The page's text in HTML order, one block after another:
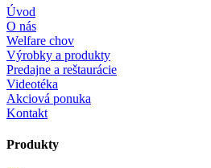
Úvod
O nás
Welfare chov
Výrobky a produkty
Predajne a reštaurácie
Videotéka
Akciová ponuka
Kontakt
Produkty